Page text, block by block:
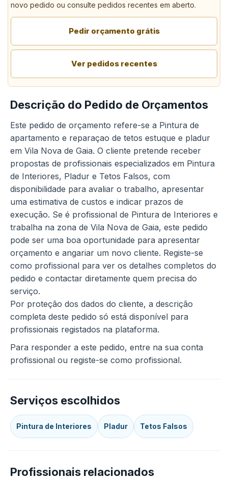
novo pedido ou consulte pedidos recentes em aberto.
Pedir orçamento grátis
Ver pedidos recentes
Descrição do Pedido de Orçamentos
Este pedido de orçamento refere-se a Pintura de
apartamento e reparaçao de tetos estuque e pladur
em Vila Nova de Gaia. O cliente pretende receber
propostas de profissionais especializados em Pintura
de Interiores, Pladur e Tetos Falsos, com
disponibilidade para avaliar o trabalho, apresentar
uma estimativa de custos e indicar prazos de
execução. Se é profissional de Pintura de Interiores e
trabalha na zona de Vila Nova de Gaia, este pedido
pode ser uma boa oportunidade para apresentar
orçamento e angariar um novo cliente. Registe-se
como profissional para ver os detalhes completos do
pedido e contactar diretamente quem precisa do
serviço.
Por proteção dos dados do cliente, a descrição
completa deste pedido só está disponível para
profissionais registados na plataforma.
Para responder a este pedido, entre na sua conta
profissional ou registe-se como profissional.
Serviços escolhidos
Pintura de Interiores Pladur Tetos Falsos
Profissionais relacionados